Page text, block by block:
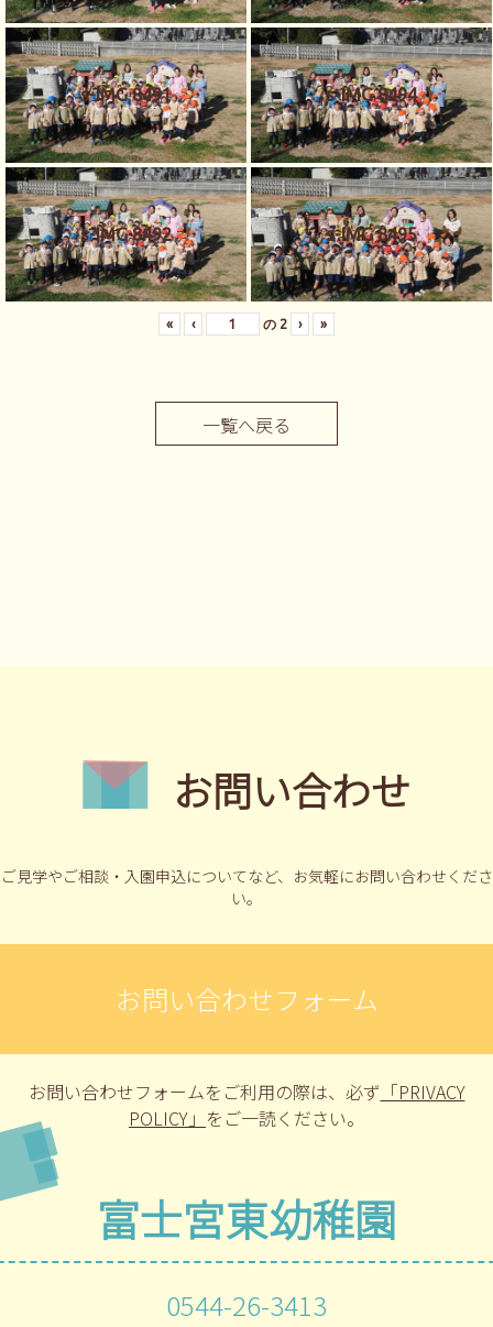
s-IMG 8491 s-IMG 8494
s-IMG 8492 s-IMG 8495
« ‹ の 2 › »
一覧へ戻る
お問い合わせ
ご見学やご相談・入園申込についてなど、 お気軽にお問い合わせくださ
い。
お問い合わせフォーム
お問い合わせフォームをご利用の際は、 必ず 「PRIVACY
POLICY」 をご一読ください。
富士宮東幼稚園
0544-26-3413